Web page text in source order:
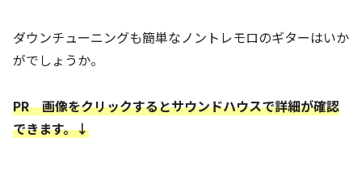
ダウンチューニングも簡単なノントレモロのギターはいか
がでしょうか。
PR 画像をクリックするとサウンドハウスで詳細が確認
できます。↓